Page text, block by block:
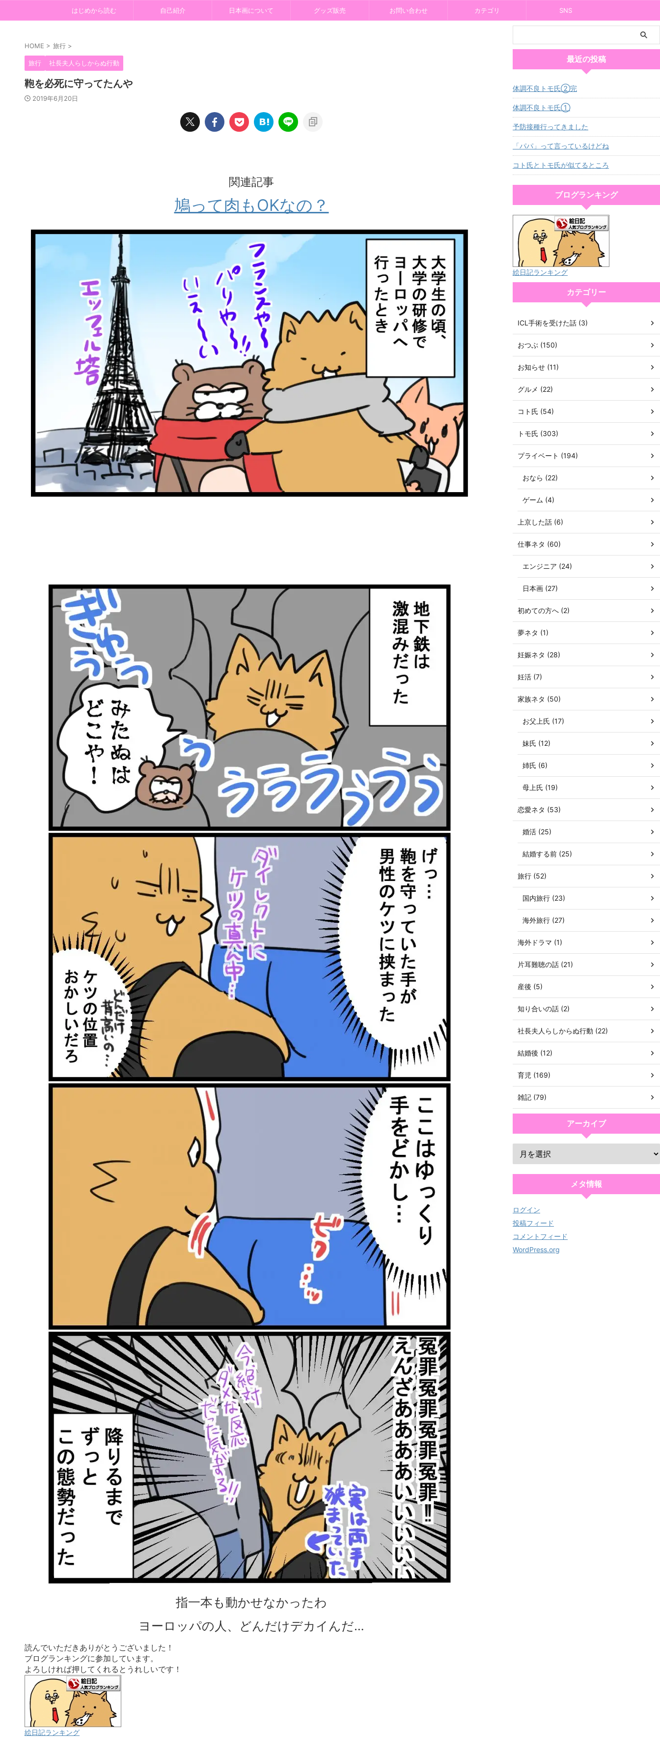
はじめから読む 自己紹介 日本画について グッズ販売 お問い合わせ カテゴリ SNS
HOME > 旅行 >
旅行 社長夫人らしからぬ行動
鞄を必死に守ってたんや
2019年6月20日
関連記事
鳩って肉もOKなの？
指一本も動かせなかったわ
ヨーロッパの人、どんだけデカイんだ…
読んでいただきありがとうございました！
ブログランキングに参加しています。
よろしければ押してくれるとうれしいです！
絵日記ランキング
最近の投稿
体調不良トモ氏②完
体調不良トモ氏①
予防接種行ってきました
「パパ」って言っているけどね
コト氏とトモ氏が似てるところ
ブログランキング
絵日記ランキング
カテゴリー
ICL手術を受けた話 (3)
おつぶ (150)
お知らせ (11)
グルメ (22)
コト氏 (54)
トモ氏 (303)
プライベート (194)
おなら (22)
ゲーム (4)
上京した話 (6)
仕事ネタ (60)
エンジニア (24)
日本画 (27)
初めての方へ (2)
夢ネタ (1)
妊娠ネタ (28)
妊活 (7)
家族ネタ (50)
お父上氏 (17)
妹氏 (12)
姉氏 (6)
母上氏 (19)
恋愛ネタ (53)
婚活 (25)
結婚する前 (25)
旅行 (52)
国内旅行 (23)
海外旅行 (27)
海外ドラマ (1)
片耳難聴の話 (21)
産後 (5)
知り合いの話 (2)
社長夫人らしからぬ行動 (22)
結婚後 (12)
育児 (169)
雑記 (79)
アーカイブ
メタ情報
ログイン
投稿フィード
コメントフィード
WordPress.org